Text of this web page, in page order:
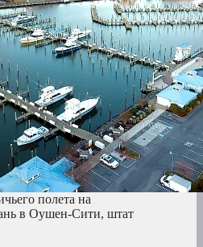
полета на
в Оушен-Сити, штат